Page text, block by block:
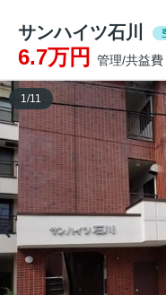
サンハイツ石川
6.7万円 管理/共益費
1/11